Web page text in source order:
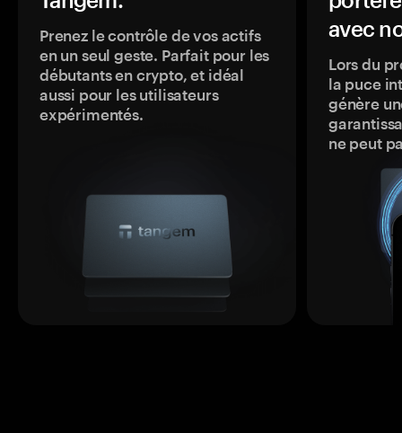
Prenez le contrôle de vos actifs
en un seul geste. Parfait pour les
débutants en crypto, et idéal
aussi pour les utilisateurs
expérimentés.
avec
Lors du
la puce
génère
ne peut